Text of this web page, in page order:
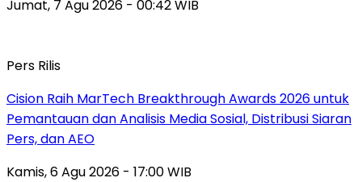
Jumat, 7 Agu 2026 - 00:42 WIB
Pers Rilis
Cision Raih MarTech Breakthrough Awards 2026 untuk
Pemantauan dan Analisis Media Sosial, Distribusi Siaran
Pers, dan AEO
Kamis, 6 Agu 2026 - 17:00 WIB